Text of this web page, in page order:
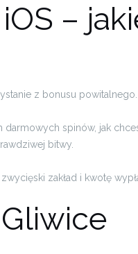
–
z bonusu
spinów, jak
bitwy.
zakład i kwotę